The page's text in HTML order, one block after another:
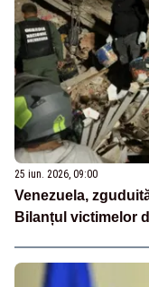
25 iun. 2026, 09:00
Venezuela,
Bilanțul victimelor